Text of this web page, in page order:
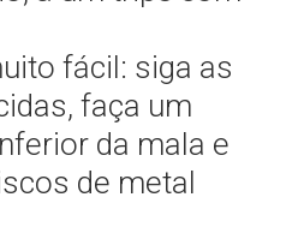
fácil: siga as
faça um
da mala e
de metal